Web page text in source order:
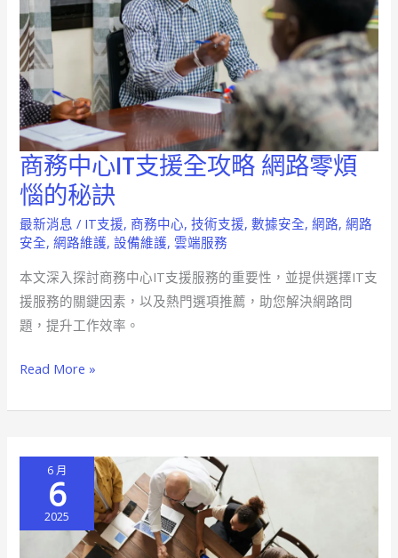
商務中心IT支援全攻略 網路零煩
惱的秘訣
最新消息 / IT支援, 商務中心,技術支援,數據安全,網路,網路
安全,網路維護,設備維護,雲端服務
本文深入探討商務中心IT支援服務的重要性，並提供選擇IT支
援服務的關鍵因素，以及熱門選項推薦，助您解決網路問
題，提升工作效率。
商
務
中
心
支
援
全
略
Read More »
6 月
6
2025